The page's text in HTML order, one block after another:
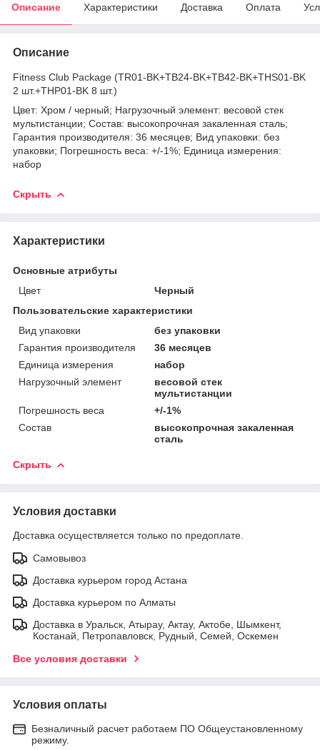
Описание Характеристики Доставка Оплата
Описание
Fitness Club Package (TR01-BK+TB24-BK+TB42-BK+THS01-BK
2 шт.+THP01-BK 8 шт.)
Цвет: Хром / черный; Нагрузочный элемент: весовой стек
мультистанции; Состав: высокопрочная закаленная сталь;
Гарантия производителя: 36 месяцев; Вид упаковки: без
упаковки; Погрешность веса: +/-1%; Единица измерения:
набор
Скрыть
Характеристики
Основные атрибуты
Цвет
Черный
Пользовательские характеристики
Вид упаковки
без упаковки
Гарантия производителя
36 месяцев
Единица измерения
набор
Нагрузочный элемент
весовой стек
мультистанции
Погрешность веса
+/-1%
Состав
высокопрочная закаленная
сталь
Скрыть
Условия доставки
Доставка осуществляется только по предоплате.
Самовывоз
Доставка курьером город Астана
Доставка курьером по Алматы
Доставка в Уральск, Атырау, Актау, Актобе, Шымкент,
Костанай, Петропавловск, Рудный, Семей, Оскемен
Все условия доставки
Условия оплаты
Безналичный расчет работаем ПО Общеустановленному
режиму.